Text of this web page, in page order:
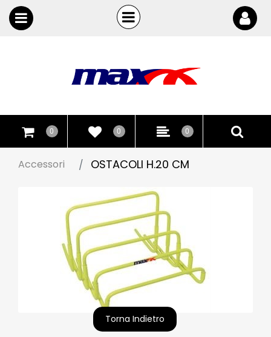
Open Open menu
0 0 0
Accessori OSTACOLI H.20 CM
Torna Indietro